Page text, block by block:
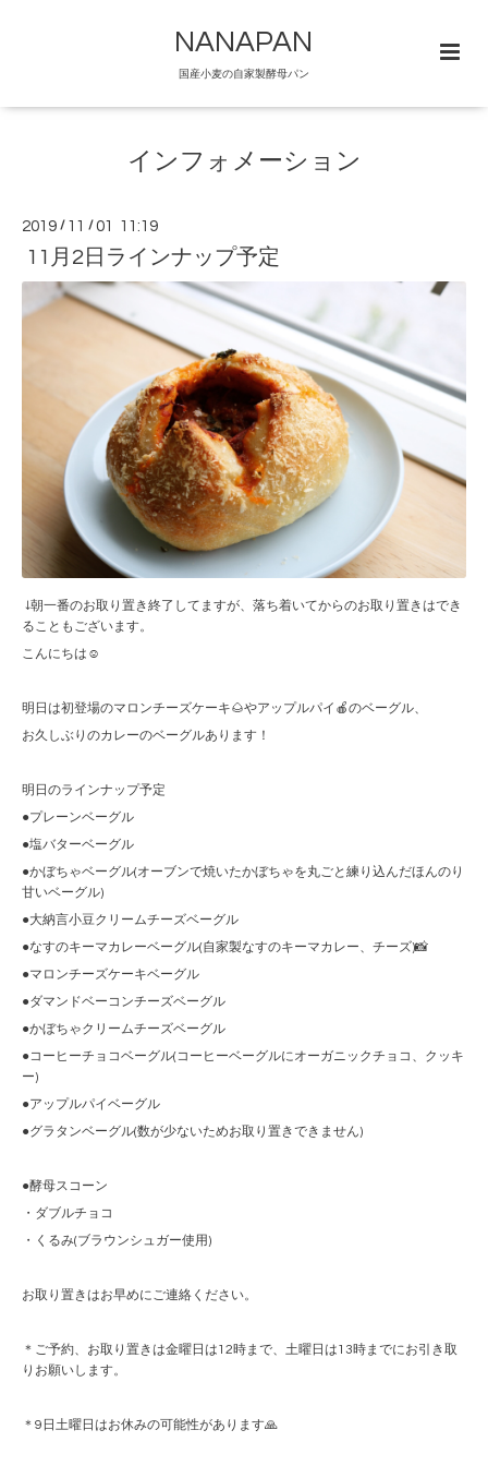
NANAPAN
国産小麦の自家製酵母パン
インフォメーション
2019 / 11 /01 11:19
11月2日ラインナップ予定
↓朝一番のお取り置き終了してますが、落ち着いてからのお取り置きはでき
ることもございます。
こんにちは☺︎
明日は初登場のマロンチーズケーキ🌰やアップルパイ🍎のベーグル、
お久しぶりのカレーのベーグルあります！
明日のラインナップ予定
●プレーンベーグル
●塩バターベーグル
●かぼちゃベーグル(オーブンで焼いたかぼちゃを丸ごと練り込んだほんのり
甘いベーグル)
●大納言小豆クリームチーズベーグル
●なすのキーマカレーベーグル(自家製なすのキーマカレー、チーズ)📸
●マロンチーズケーキベーグル
●ダマンドベーコンチーズベーグル
●かぼちゃクリームチーズベーグル
●コーヒーチョコベーグル(コーヒーベーグルにオーガニックチョコ、クッキ
ー)
●アップルパイベーグル
●グラタンベーグル(数が少ないためお取り置きできません)
●酵母スコーン
・ダブルチョコ
・くるみ(ブラウンシュガー使用)
お取り置きはお早めにご連絡ください。
＊ご予約、お取り置きは金曜日は12時まで、土曜日は13時までにお引き取
りお願いします。
＊9日土曜日はお休みの可能性があります🙏